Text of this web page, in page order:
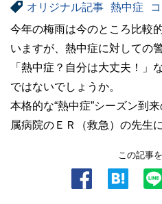
オリジナル記事 熱中症
今年の梅雨は今のところ比較
いますが、熱中症に対しての
「熱中症？自分は大丈夫！」
ではないでしょうか。
本格的な“熱中症”シーズン到
属病院のＥＲ（救急）の先生
この記事